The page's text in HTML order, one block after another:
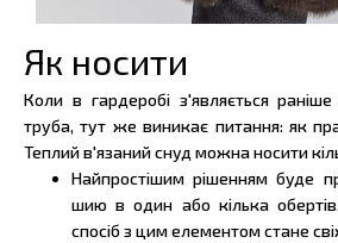
Як носити
Коли в гардеробі з'являється
труба, тут же виникає питання: як
Теплий в'язаний снуд можна носити
Найпростішим рішенням буде
шию в один або кілька
спосіб з цим елементом стане